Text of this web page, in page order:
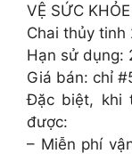
VỆ SỨC
Chai thủy tinh
Hạn sử dụng:
Giá bán: chỉ
Đặc biệt, khi
được:
– Miễn phí